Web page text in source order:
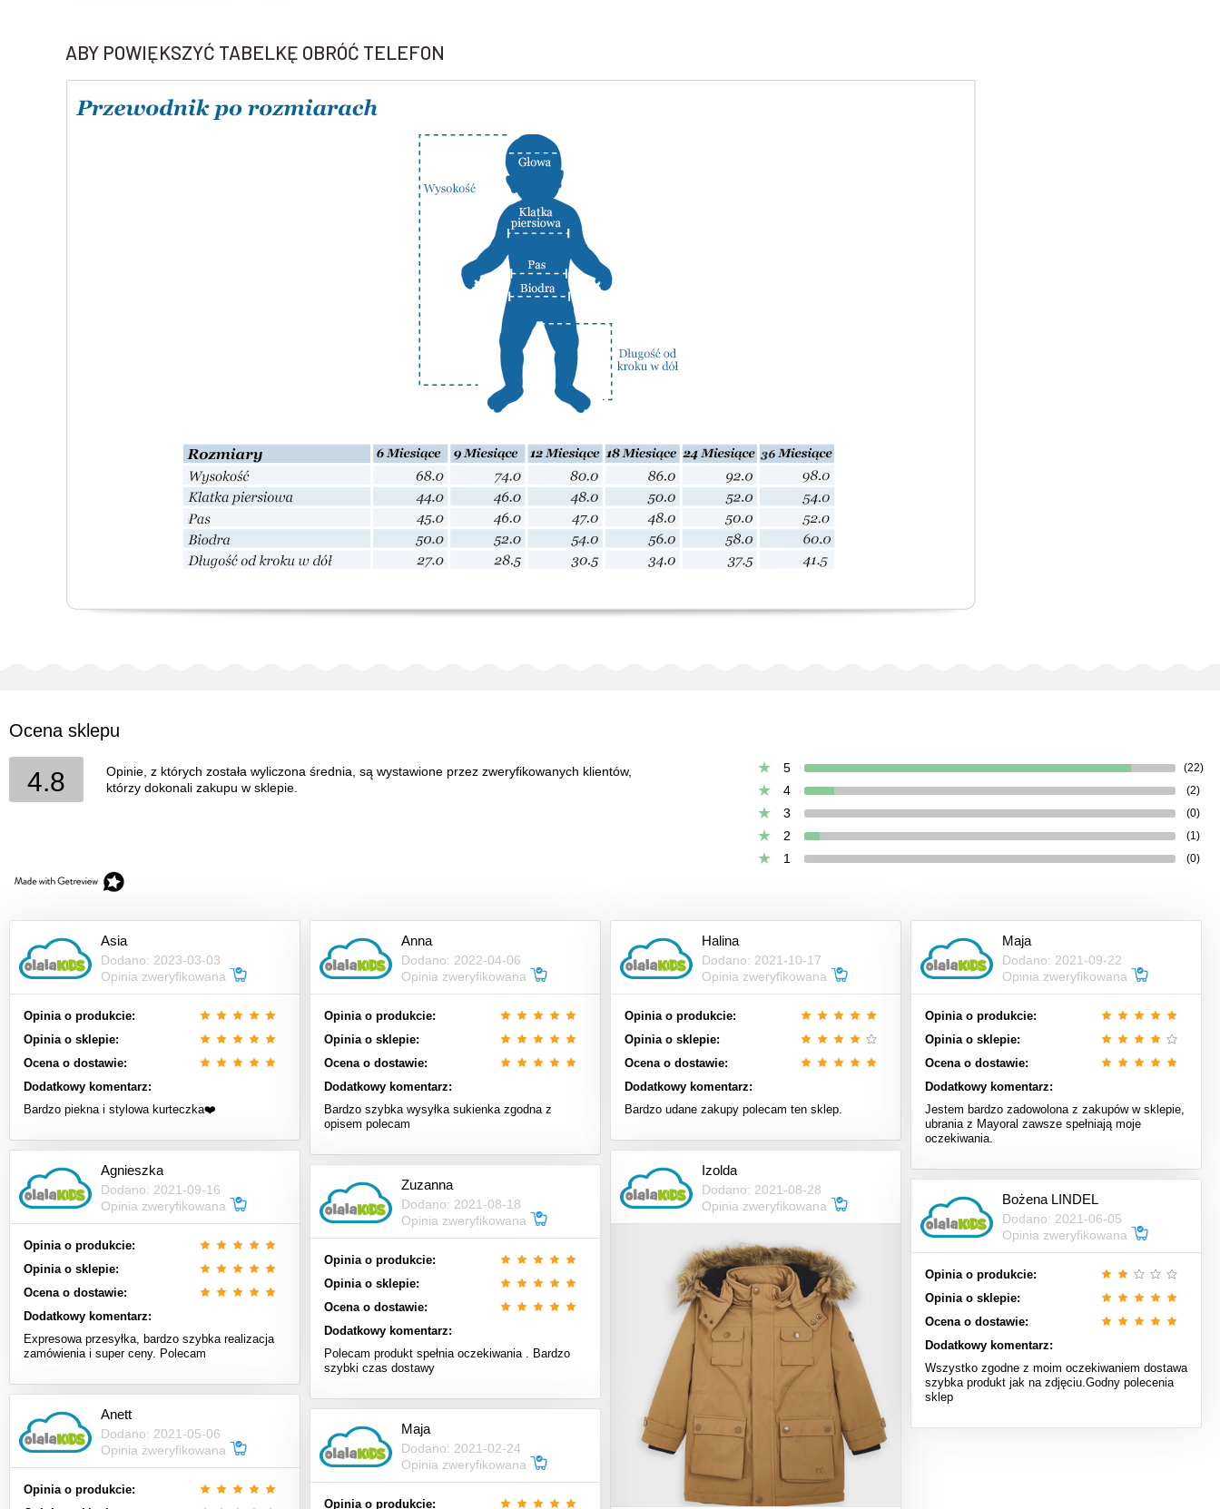
ABY POWIĘKSZYĆ TABELKĘ OBRÓĆ TELEFON
Ocena sklepu
4.8
Opinie, z których została wyliczona średnia, są wystawione przez zweryfikowanych klientów,
którzy dokonali zakupu w sklepie.
5 (22)
4 (2)
3 (0)
2 (1)
1 (0)
Asia
Dodano: 2023-03-03
Opinia zweryfikowana
Opinia o produkcie:
Opinia o sklepie:
Ocena o dostawie:
Dodatkowy komentarz:
Bardzo piekna i stylowa kurteczka❤️
Anna
Dodano: 2022-04-06
Opinia zweryfikowana
Opinia o produkcie:
Opinia o sklepie:
Ocena o dostawie:
Dodatkowy komentarz:
Bardzo szybka wysyłka sukienka zgodna z
opisem polecam
Halina
Dodano: 2021-10-17
Opinia zweryfikowana
Opinia o produkcie:
Opinia o sklepie:
Ocena o dostawie:
Dodatkowy komentarz:
Bardzo udane zakupy polecam ten sklep.
Maja
Dodano: 2021-09-22
Opinia zweryfikowana
Opinia o produkcie:
Opinia o sklepie:
Ocena o dostawie:
Dodatkowy komentarz:
Jestem bardzo zadowolona z zakupów w sklepie,
ubrania z Mayoral zawsze spełniają moje
oczekiwania.
Agnieszka
Dodano: 2021-09-16
Opinia zweryfikowana
Opinia o produkcie:
Opinia o sklepie:
Ocena o dostawie:
Dodatkowy komentarz:
Expresowa przesyłka, bardzo szybka realizacja
zamówienia i super ceny. Polecam
Izolda
Dodano: 2021-08-28
Opinia zweryfikowana
Zuzanna
Dodano: 2021-08-18
Opinia zweryfikowana
Opinia o produkcie:
Opinia o sklepie:
Ocena o dostawie:
Dodatkowy komentarz:
Polecam produkt spełnia oczekiwania . Bardzo
szybki czas dostawy
Bożena LINDEL
Dodano: 2021-06-05
Opinia zweryfikowana
Opinia o produkcie:
Opinia o sklepie:
Ocena o dostawie:
Dodatkowy komentarz:
Wszystko zgodne z moim oczekiwaniem dostawa
szybka produkt jak na zdjęciu.Godny polecenia
sklep
Anett
Dodano: 2021-05-06
Opinia zweryfikowana
Opinia o produkcie:
Maja
Dodano: 2021-02-24
Opinia zweryfikowana
Opinia o produkcie: